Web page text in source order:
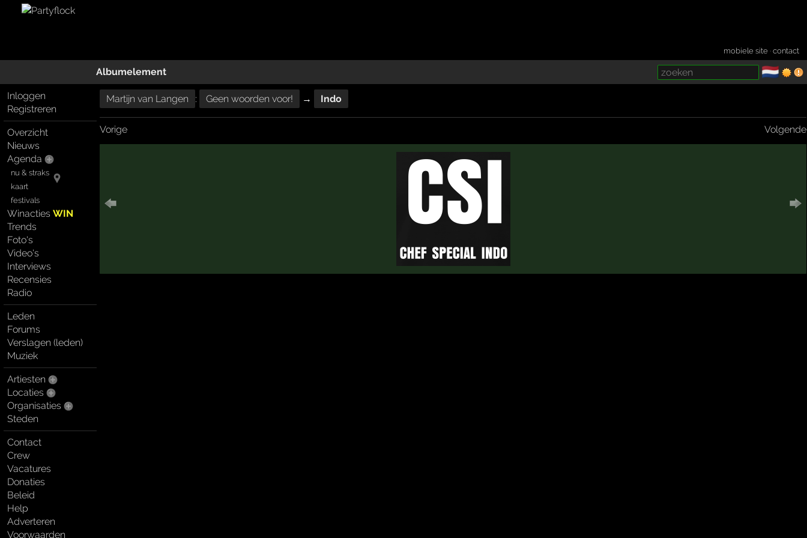
mobiele site ·contact
Albumelement 🇳🇱
Inloggen
Registreren
Overzicht
Nieuws
Agenda
nu & straks
kaart
festivals
WinactiesWIN
Trends
Foto's
Video's
Interviews
Recensies
Radio
Leden
Forums
Verslagen (leden)
Muziek
Artiesten
Locaties
Organisaties
Steden
Contact
Crew
Vacatures
Donaties
Beleid
Help
Adverteren
Voorwaarden
Martijn van Langen : Geen woorden voor! → Indo
Vorige Volgende